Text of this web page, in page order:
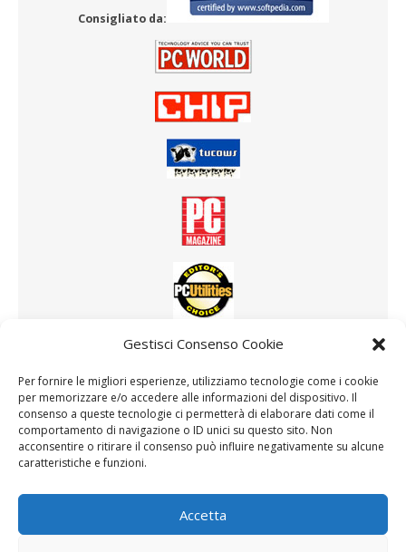
Gestisci Consenso Cookie
Per fornire le migliori esperienze, utilizziamo tecnologie come i cookie
per memorizzare e/o accedere alle informazioni del dispositivo. Il
consenso a queste tecnologie ci permetterà di elaborare dati come il
comportamento di navigazione o ID unici su questo sito. Non
acconsentire o ritirare il consenso può influire negativamente su alcune
caratteristiche e funzioni.
Accetta
Consigliato da:
Altri software consigliati
RICERCA DRIVER